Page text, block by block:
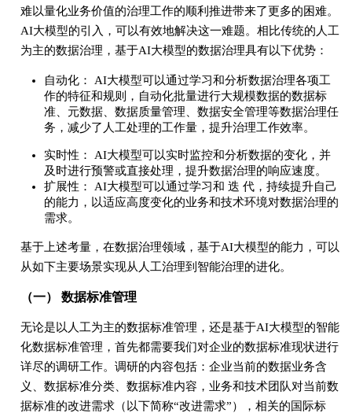
难以量化业务价值的治理工作的顺利推进带来了更多的困难。
AI大模型的引入，可以有效地解决这一难题。相比传统的人工
为主的数据治理，基于AI大模型的数据治理具有以下优势：
自动化： AI大模型可以通过学习和分析数据治理各项工
作的特征和规则，自动化批量进行大规模数据的数据标
准、元数据、数据质量管理、数据安全管理等数据治理任
务，减少了人工处理的工作量，提升治理工作效率。
实时性： AI大模型可以实时监控和分析数据的变化，并
及时进行预警或直接处理，提升数据治理的响应速度。
扩展性： AI大模型可以通过学习和 迭 代，持续提升自己
的能力，以适应高度变化的业务和技术环境对数据治理的
需求。
基于上述考量，在数据治理领域，基于AI大模型的能力，可以
从如下主要场景实现从人工治理到智能治理的进化。
（一） 数据标准管理
无论是以人工为主的数据标准管理，还是基于AI大模型的智能
化数据标准管理，首先都需要我们对企业的数据标准现状进行
详尽的调研工作。调研的内容包括：企业当前的数据业务含
义、数据标准分类、数据标准内容，业务和技术团队对当前数
据标准的改进需求（以下简称“改进需求”），相关的国际标